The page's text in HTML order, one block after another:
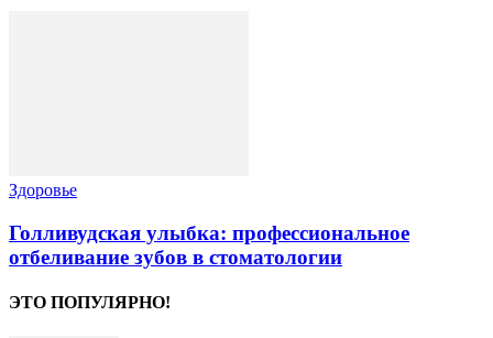
Здоровье
Голливудская улыбка: профессиональное
отбеливание зубов в стоматологии
ЭТО ПОПУЛЯРНО!